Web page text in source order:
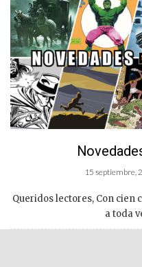
15 septiembre,
Queridos lectores, Con cien
a toda